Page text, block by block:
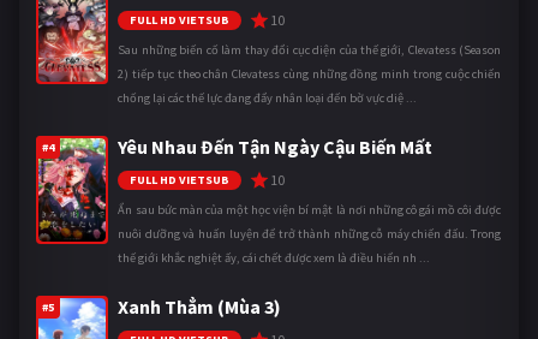
FULL HD VIETSUB 10
Sau những biến cố làm thay đổi cục diện của thế giới, Clevatess (Season
2) tiếp tục theo chân Clevatess cùng những đồng minh trong cuộc chiến
chống lại các thế lực đang đẩy nhân loại đến bờ vực diệ ...
#4 Yêu Nhau Đến Tận Ngày Cậu Biến Mất
FULL HD VIETSUB 10
Ẩn sau bức màn của một học viện bí mật là nơi những cô gái mồ côi được
nuôi dưỡng và huấn luyện để trở thành những cỗ máy chiến đấu. Trong
thế giới khắc nghiệt ấy, cái chết được xem là điều hiển nh ...
#5 Xanh Thẳm (Mùa 3)